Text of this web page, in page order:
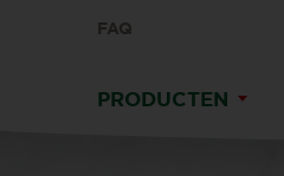
FAQ
PRODUCTEN